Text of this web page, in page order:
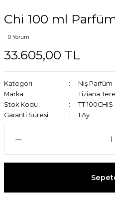
Chi 100 ml
0 Yorum
33.605,00 TL
Kategori
Niş Parfüm
Marka
Tiziana
Stok Kodu
TT 100CHIS
Garanti Süresi
1 Ay